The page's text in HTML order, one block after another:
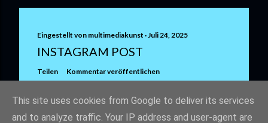
Eingestellt von multimediakunst Juli 24, 2025
INSTAGRAM POST
Teilen Kommentar veröffentlichen
This site uses cookies from Google to deliver its services
and to analyze traffic. Your IP address and user-agent are